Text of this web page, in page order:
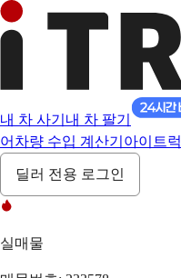
내 차 사기 내 차 팔기
어 차량 수입 계산기 아이트럭
딜러 전용 로그인
실매물